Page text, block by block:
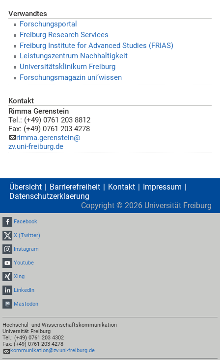
Verwandtes
Forschungsportal
Freiburg Research Services
Freiburg Institute for Advanced Studies (FRIAS)
Leistungszentrum Nachhaltigkeit
Universitätsklinikum Freiburg
Forschungsmagazin uni’wissen
Kontakt
Rimma Gerenstein
Tel.: (+49) 0761 203 8812
Fax: (+49) 0761 203 4278
rimma.gerenstein@
zv.uni-freiburg.de
Übersicht Barrierefreiheit Kontakt
Impressum
Datenschutzerklaerung
Copyright © 2026 Universität Freiburg
Facebook
X (Twitter)
Instagram
Youtube
Xing
LinkedIn
Mastodon
Hochschul- und Wissenschaftskommunikation
Universität Freiburg
Tel.: (+49) 0761 203 4302
Fax: (+49) 0761 203 4278
kommunikation@zv.uni-freiburg.de